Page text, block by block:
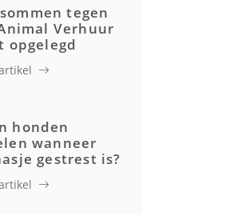
tegen
Verhuur
opgelegd
honden
wanneer
gestrest is?